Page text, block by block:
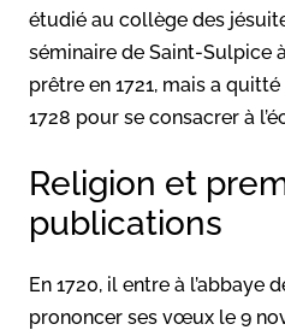
étudié au collège des
séminaire de Saint-Sulpice
prêtre en 1721, mais a
1728 pour se consacrer à
Religion et
publications
En 1720, il entre à l’abbaye
prononcer ses vœux le 9